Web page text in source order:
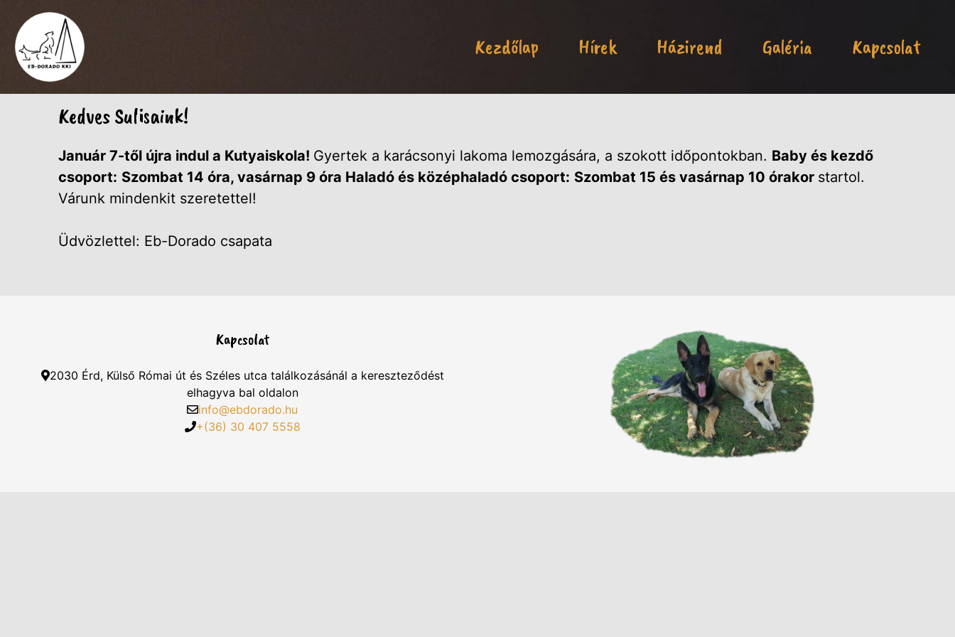
Kezdőlap Hírek Házirend Galéria Kapcsolat
Kedves Sulisaink!
Január 7-től újra indul a Kutyaiskola! Gyertek a karácsonyi lakoma lemozgására, a szokott időpontokban. Baby és kezdő
csoport: Szombat 14 óra, vasárnap 9 óra Haladó és középhaladó csoport: Szombat 15 és vasárnap 10 órakor startol.
Várunk mindenkit szeretettel!
Üdvözlettel: Eb-Dorado csapata
Kapcsolat
2030 Érd, Külső Római út és Széles utca találkozásánál a kereszteződést
elhagyva bal oldalon
info@ebdorado.hu
+(36) 30 407 5558